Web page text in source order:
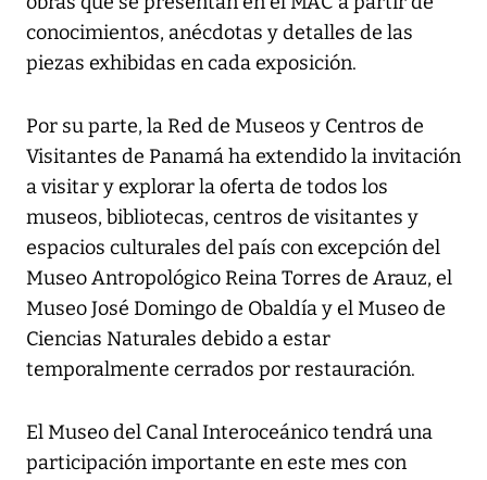
conocimientos, anécdotas y detalles de las
piezas exhibidas en cada exposición.
Por su parte, la Red de Museos y Centros de
Visitantes de Panamá ha extendido la invitación
a visitar y explorar la oferta de todos los
museos, bibliotecas, centros de visitantes y
espacios culturales del país con excepción del
Museo Antropológico Reina Torres de Arauz, el
Museo José Domingo de Obaldía y el Museo de
Ciencias Naturales debido a estar
temporalmente cerrados por restauración.
El Museo del Canal Interoceánico tendrá una
participación importante en este mes con